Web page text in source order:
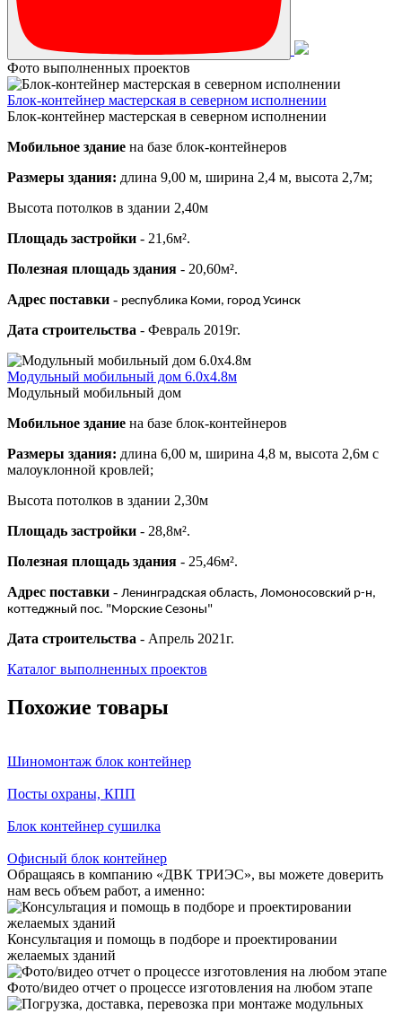
Фото выполненных проектов
Блок-контейнер мастерская в северном исполнении
Блок-контейнер мастерская в северном исполнении
Мобильное здание на базе блок-контейнеров
Размеры здания: длина 9,00 м, ширина 2,4 м, высота 2,7м;
Высота потолков в здании 2,40м
Площадь застройки - 21,6м².
Полезная площадь здания - 20,60м².
Адрес поставки - республика Коми, город Усинск
Дата строительства - Февраль 2019г.
Модульный мобильный дом 6.0х4.8м
Модульный мобильный дом
Мобильное здание на базе блок-контейнеров
Размеры здания: длина 6,00 м, ширина 4,8 м, высота 2,6м с
малоуклонной кровлей;
Высота потолков в здании 2,30м
Площадь застройки - 28,8м².
Полезная площадь здания - 25,46м².
Адрес поставки - Ленинградская область, Ломоносовский р-н,
коттеджный пос. "Морские Сезоны"
Дата строительства - Апрель 2021г.
Каталог выполненных проектов
Похожие товары
Шиномонтаж блок контейнер
Посты охраны, КПП
Блок контейнер сушилка
Офисный блок контейнер
Обращаясь в компанию «ДВК ТРИЭС», вы можете доверить
нам весь объем работ, а именно:
Консультация и помощь в подборе и проектировании
желаемых зданий
Фото/видео отчет о процессе изготовления на любом этапе